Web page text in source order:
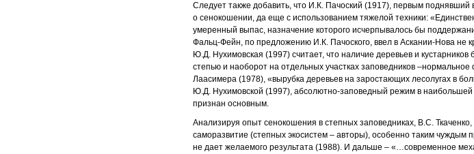
Следует также добавить, что И.К. Пачоский (1917), первым поднявший
о сенокошении, да еще с использованием тяжелой техники:
умеренный выпас, назначение которого исчерпывалось бы
Фальц-Фейн, по предложению И.К. Пачоского, ввел в Аскании-Нова не
Ю.Д. Нухимовская (1997) считает, что наличие деревьев и
степью и наоборот на отдельных участках заповедников
Лаасимера (1978), «вырубка деревьев на заростающих лесолугах в
Ю.Д. Нухимовской (1997), абсолютно-заповедный режим в наибольшей
признан основным.
Анализируя опыт сенокошения в степных заповедниках, В.С.
саморазвитие (степных экосистем – авторы), особенно таким
не дает желаемого результата (1988). И дальше – «…современное